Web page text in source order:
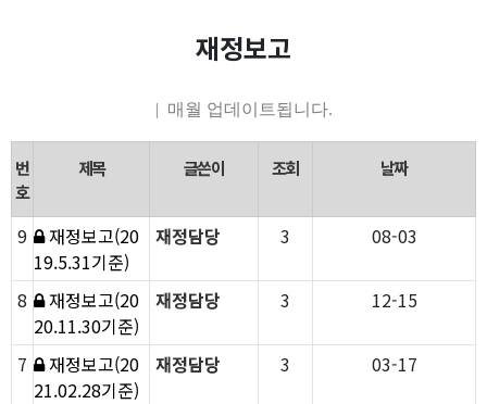
재정보고
| 매월 업데이트됩니다.
번
호
제목 글쓴이 조회 날짜
9
재정보고(20
19.5.31기준)
재정담당 3 08-03
8
재정보고(20
20.11.30기준)
재정담당 3 12-15
7
재정보고(20
21.02.28기준)
재정담당 3 03-17